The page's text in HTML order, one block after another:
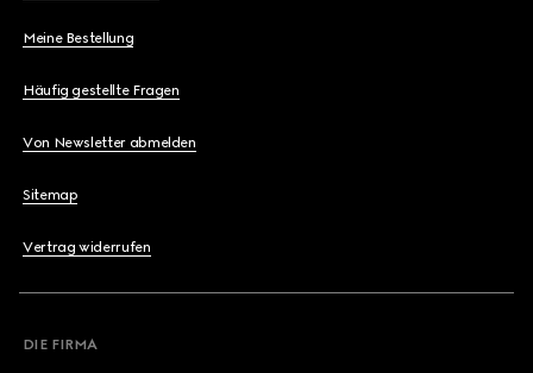
Meine Bestellung
Häufig gestellte Fragen
Von Newsletter abmelden
Sitemap
Vertrag widerrufen
DIE FIRMA